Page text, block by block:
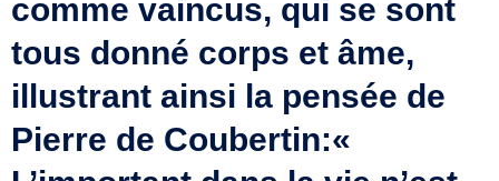
comme vaincus, qui se sont
tous donné corps et âme,
illustrant ainsi la pensée de
Pierre de Coubertin:«